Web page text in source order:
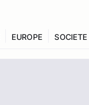
EUROPE SOCIETE